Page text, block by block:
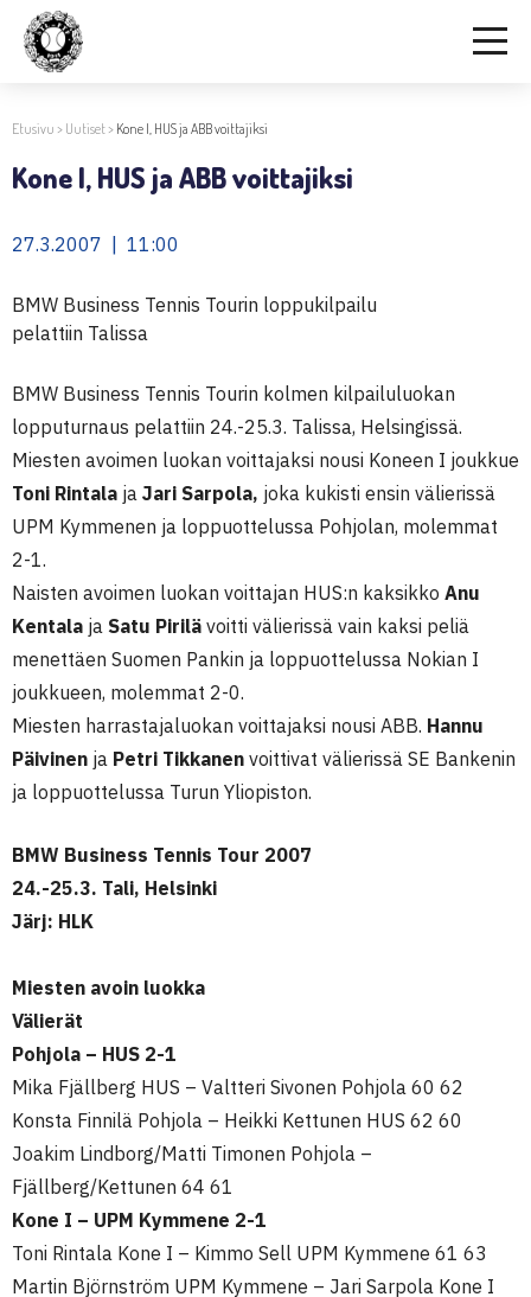
Etusivu > Uutiset> Kone I, HUS ja ABB voittajiksi
Kone I, HUS ja ABB voittajiksi
27.3.2007 | 11:00
BMW Business Tennis Tourin loppukilpailu
pelattiin Talissa
BMW Business Tennis Tourin kolmen kilpailuluokan
lopputurnaus pelattiin 24.-25.3. Talissa, Helsingissä.
Miesten avoimen luokan voittajaksi nousi Koneen I joukkue
Toni Rintala ja Jari Sarpola, joka kukisti ensin välierissä
UPM Kymmenen ja loppuottelussa Pohjolan, molemmat
2-1.
Naisten avoimen luokan voittajan HUS:n kaksikko Anu
Kentala ja Satu Pirilä voitti välierissä vain kaksi peliä
menettäen Suomen Pankin ja loppuottelussa Nokian I
joukkueen, molemmat 2-0.
Miesten harrastajaluokan voittajaksi nousi ABB. Hannu
Päivinen ja Petri Tikkanen voittivat välierissä SE Bankenin
ja loppuottelussa Turun Yliopiston.
BMW Business Tennis Tour 2007
24.-25.3. Tali, Helsinki
Järj: HLK
Miesten avoin luokka
Välierät
Pohjola – HUS 2-1
Mika Fjällberg HUS – Valtteri Sivonen Pohjola 60 62
Konsta Finnilä Pohjola – Heikki Kettunen HUS 62 60
Joakim Lindborg/Matti Timonen Pohjola –
Fjällberg/Kettunen 64 61
Kone I – UPM Kymmene 2-1
Toni Rintala Kone I – Kimmo Sell UPM Kymmene 61 63
Martin Björnström UPM Kymmene – Jari Sarpola Kone I